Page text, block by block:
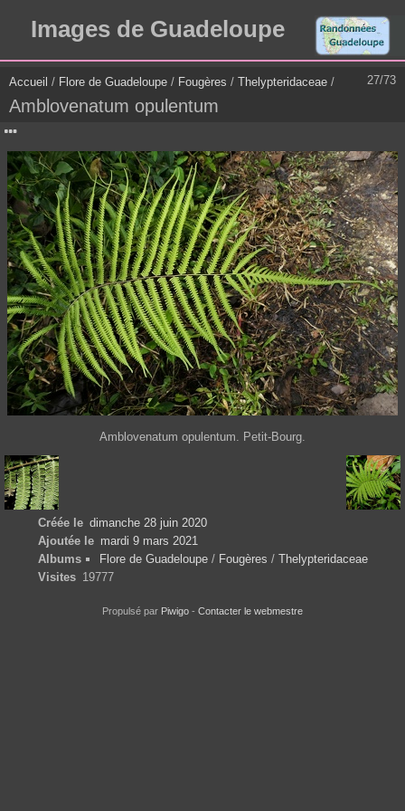
Images de Guadeloupe
27/73
Accueil / Flore de Guadeloupe / Fougères / Thelypteridaceae /
Amblovenatum opulentum
Amblovenatum opulentum. Petit-Bourg.
Créée le dimanche 28 juin 2020
Ajoutée le mardi 9 mars 2021
Albums
Flore de Guadeloupe/ Fougères / Thelypteridaceae
Visites 19777
Propulsé par Piwigo - Contacter le webmestre